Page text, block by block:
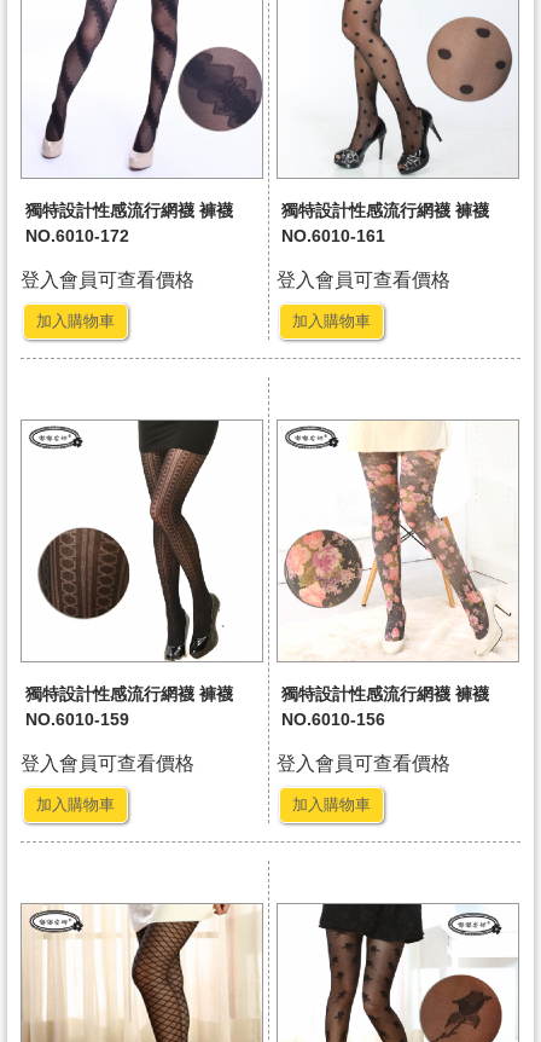
獨特設計性感流行網襪 褲襪
NO.6010-172
登入會員可查看價格
加入購物車
獨特設計性感流行網襪 褲襪
NO.6010-161
登入會員可查看價格
加入購物車
獨特設計性感流行網襪 褲襪
NO.6010-159
登入會員可查看價格
加入購物車
獨特設計性感流行網襪 褲襪
NO.6010-156
登入會員可查看價格
加入購物車